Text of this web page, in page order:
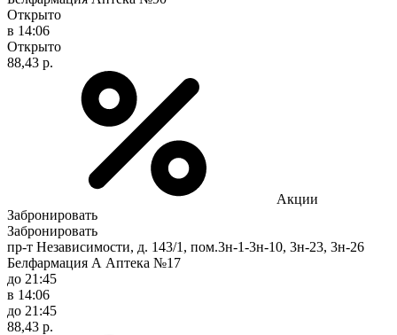
Открыто
в 14:06
Открыто
88,43 р.
Акции
Забронировать
Забронировать
пр-т Независимости, д. 143/1, пом.3н-1-3н-10, 3н-23, 3н-26
Белфармация А Аптека №17
до 21:45
в 14:06
до 21:45
88,43 р.